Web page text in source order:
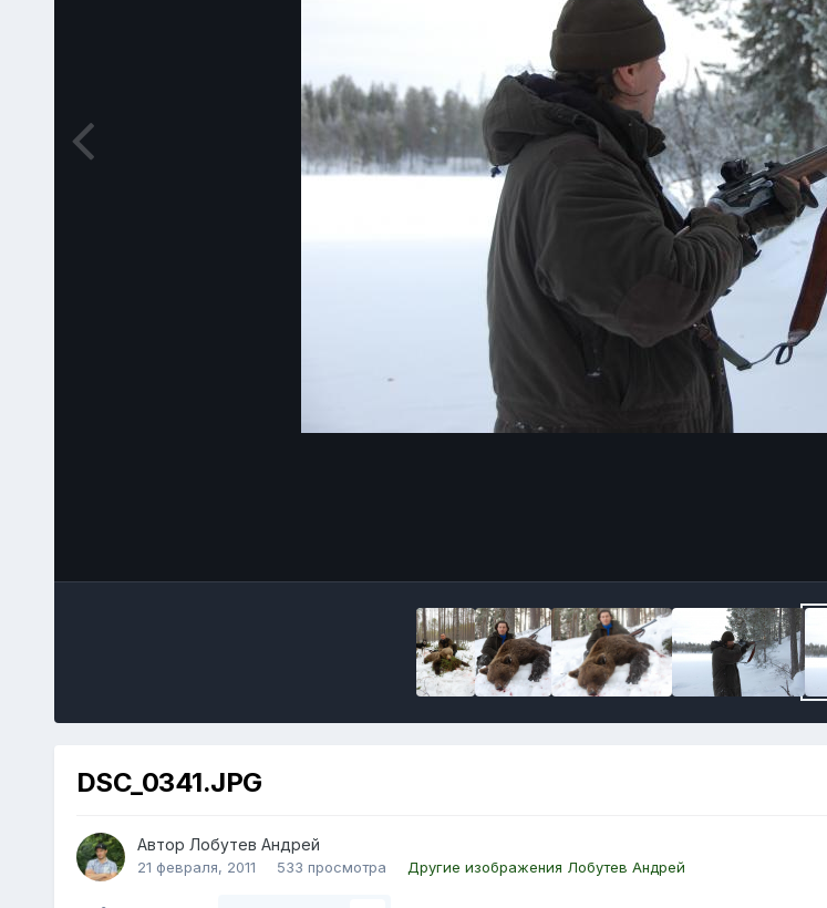
DSC_0341.JPG
Автор Лобутев Андрей
21 февраля, 2011 533 просмотра Другие изображения Лобутев Андрей